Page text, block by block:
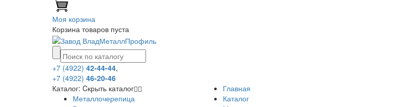
Моя корзина
Корзина товаров пуста
+7 (4922) 42-44-44,
+7 (4922) 46-20-46
Каталог: Cкрыть каталог
Металлочерепица
Главная
Каталог